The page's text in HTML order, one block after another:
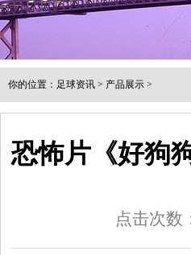
你的位置： 足球资讯 > 产品展示 >
恐怖片《好狗
点击次数